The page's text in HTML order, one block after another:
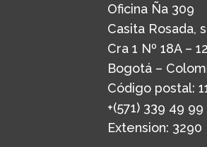
Oficina Ña 309
Casita Rosada,
Cra 1 Nº 18A – 12
Bogotá –
Código postal:
+(571) 339 49 99
Extension: 3290